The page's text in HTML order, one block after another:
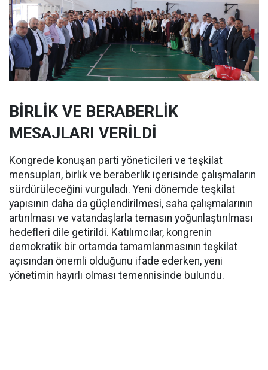
BİRLİK VE BERABERLİK
MESAJLARI VERİLDİ
Kongrede konuşan parti yöneticileri ve teşkilat
mensupları, birlik ve beraberlik içerisinde çalışmaların
sürdürüleceğini vurguladı. Yeni dönemde teşkilat
yapısının daha da güçlendirilmesi, saha çalışmalarının
artırılması ve vatandaşlarla temasın yoğunlaştırılması
hedefleri dile getirildi. Katılımcılar, kongrenin
demokratik bir ortamda tamamlanmasının teşkilat
açısından önemli olduğunu ifade ederken, yeni
yönetimin hayırlı olması temennisinde bulundu.